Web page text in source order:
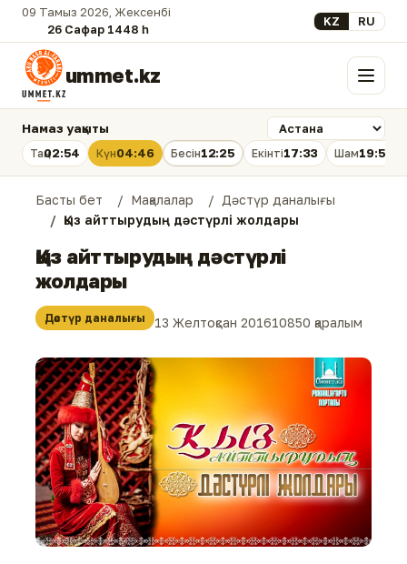
09 Тамыз 2026, Жексенбі
26 Сафар 1448 һ.
Select your
KZ RU
ummet.kz Мәзір
Намаз уақыты
Таң02:54 Күн04:46 Бесін12:25 Екінті17:33 Шам19:53
Басты бет Мақалалар
Дәстүр даналығы
Қыз айттырудың дәстүрлі жолдары
Қыз айттырудың дәстүрлі
жолдары
Дәстүр даналығы 13 Желтоқсан 201610850 қаралым